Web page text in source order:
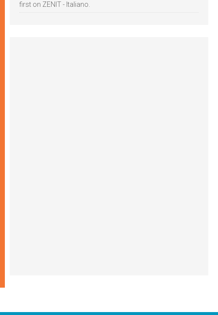
first on ZENIT - Italiano.